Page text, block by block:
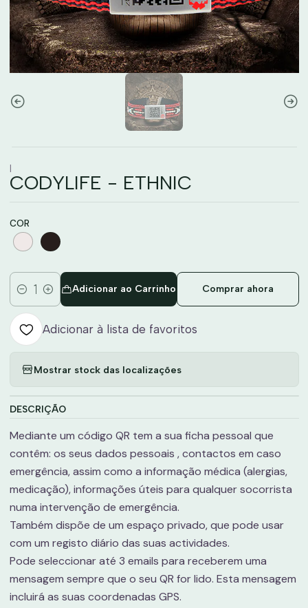
|
CODYLIFE - ETHNIC
COR
Quantidade
Adicionar ao Carrinho Comprar ahora
Adicionar à lista de favoritos
Mostrar stock das localizações
DESCRIÇÃO
Mediante um código QR tem a sua ficha pessoal que
contêm: os seus dados pessoais , contactos em caso
emergência, assim como a informação médica (alergias,
medicação), informações úteis para qualquer socorrista
numa intervenção de emergência.
Também dispõe de um espaço privado, que pode usar
com um registo diário das suas actividades.
Pode seleccionar até 3 emails para receberem uma
mensagem sempre que o seu QR for lido. Esta mensagem
incluirá as suas coordenadas GPS.